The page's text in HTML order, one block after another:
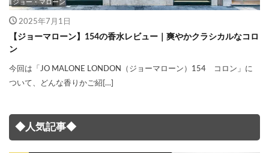
ジョー・マローン
2025年7月1日
【ジョーマローン】154の香水レビュー｜爽やかクラシカルなコロ
ン
今回は「JO MALONE LONDON（ジョーマローン）154 コロン」に
ついて、どんな香りかご紹[…]
◆人気記事◆